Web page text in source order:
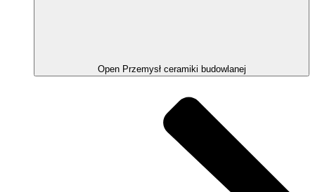
Open Przemysł ceramiki budowlanej